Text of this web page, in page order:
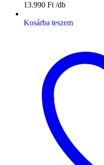
13.990 Ft
Kosárba teszem